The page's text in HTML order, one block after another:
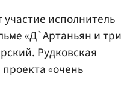
исполнитель
«Д`Артаньян и три
. Рудковская
«очень